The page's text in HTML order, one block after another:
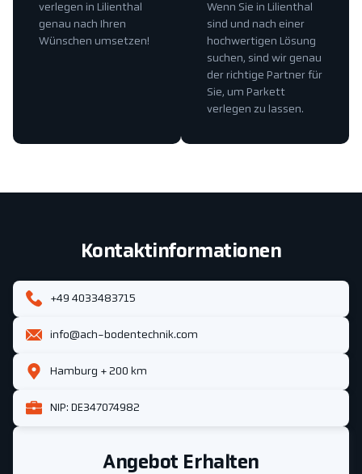
Wenn Sie in Lilienthal
sind und nach einer
hochwertigen Lösung
suchen, sind wir genau
der richtige Partner für
Sie, um Parkett
verlegen zu lassen.
verlegen in Lilienthal
genau nach Ihren
Wünschen umsetzen!
Angebot Erhalten
Kontaktinformationen
+49 4033483715
info@ach-bodentechnik.com
Hamburg + 200 km
NIP: DE347074982